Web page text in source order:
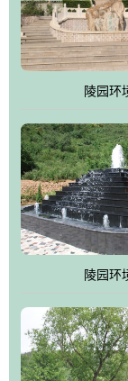
灵穴，安息之宝地。
陵园环
陵园环